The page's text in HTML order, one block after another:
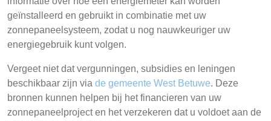
geïnstalleerd en gebruikt in combinatie met uw
zonnepaneelsysteem, zodat u nog nauwkeuriger uw
energiegebruik kunt volgen.
Vergeet niet dat vergunningen, subsidies en leningen
beschikbaar zijn via de gemeente West Betuwe. Deze
bronnen kunnen helpen bij het financieren van uw
zonnepaneelproject en het verzekeren dat u voldoet aan de